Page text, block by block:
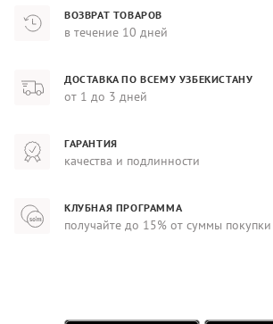
ВОЗВРАТ ТОВАРОВ
в течение 10 дней
ДОСТАВКА ПО ВСЕМУ УЗБЕКИСТАНУ
от 1 до 3 дней
ГАРАНТИЯ
качества и подлинности
КЛУБНАЯ ПРОГРАММА
получайте до 15% от суммы покупки